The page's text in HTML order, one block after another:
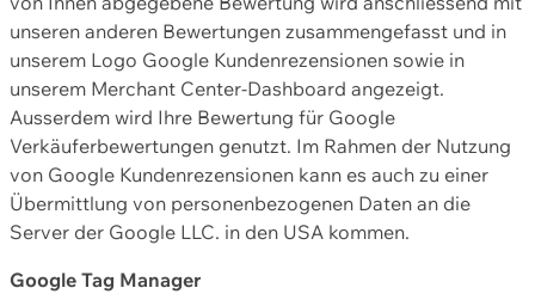
unseren anderen Bewertungen zusammengefasst und in
unserem Logo Google Kundenrezensionen sowie in
unserem Merchant Center-Dashboard angezeigt.
Ausserdem wird Ihre Bewertung für Google
Verkäuferbewertungen genutzt. Im Rahmen der Nutzung
von Google Kundenrezensionen kann es auch zu einer
Übermittlung von personenbezogenen Daten an die
Server der Google LLC. in den USA kommen.
Google Tag Manager